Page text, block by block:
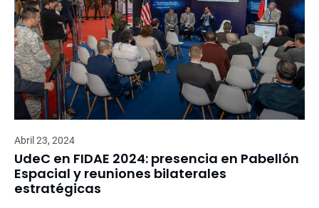
Abril 23, 2024
UdeC en FIDAE 2024: presencia en Pabellón
Espacial y reuniones bilaterales
estratégicas